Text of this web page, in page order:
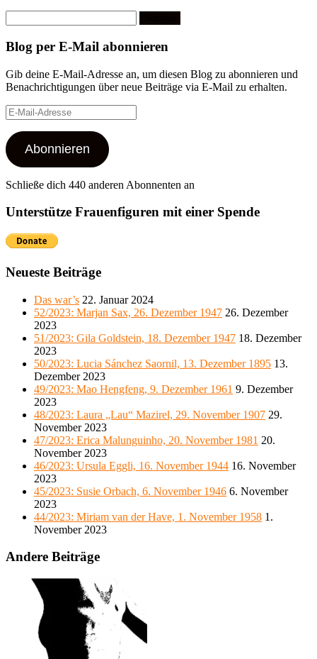
nach:
Blog per E-Mail abonnieren
Gib deine E-Mail-Adresse an, um diesen Blog zu abonnieren und
Benachrichtigungen über neue Beiträge via E-Mail zu erhalten.
E-
Mail-
Adresse
Abonnieren
Schließe dich 440 anderen Abonnenten an
Unterstütze Frauenfiguren mit einer Spende
Neueste Beiträge
Das war’s 22. Januar 2024
52/2023: Marjan Sax, 26. Dezember 1947 26. Dezember
2023
51/2023: Gila Goldstein, 18. Dezember 1947 18. Dezember
2023
50/2023: Lucia Sánchez Saornil, 13. Dezember 1895 13.
Dezember 2023
49/2023: Mao Hengfeng, 9. Dezember 1961 9. Dezember
2023
48/2023: Laura „Lau“ Mazirel, 29. November 1907 29.
November 2023
47/2023: Erica Malunguinho, 20. November 1981 20.
November 2023
46/2023: Ursula Eggli, 16. November 1944 16. November
2023
45/2023: Susie Orbach, 6. November 1946 6. November
2023
44/2023: Miriam van der Have, 1. November 1958 1.
November 2023
Andere Beiträge